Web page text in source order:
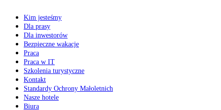
Kim jesteśmy
Dla prasy
Dla inwestorów
Bezpieczne wakacje
Praca
Praca w IT
Szkolenia turystyczne
Kontakt
Standardy Ochrony Małoletnich
Nasze hotele
Biura